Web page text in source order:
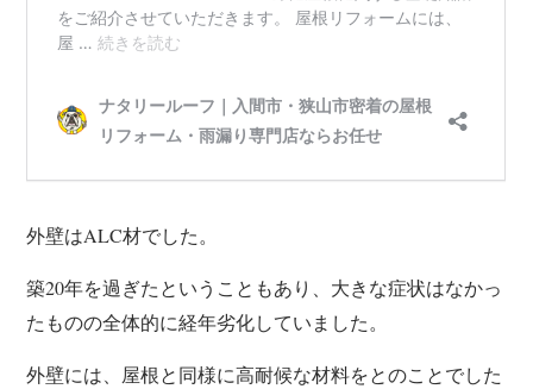
外壁はALC材でした。
築20年を過ぎたということもあり、大きな症状はなかっ
たものの全体的に経年劣化していました。
外壁には、屋根と同様に高耐候な材料をとのことでした